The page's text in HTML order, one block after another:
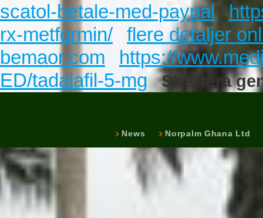
scatol-betale-med-paypal
rx-metformin/
flere detaljer
bemaor.com
https://
ED/tadalafil-5-mg
Strattera
News Norpalm Ghana Ltd